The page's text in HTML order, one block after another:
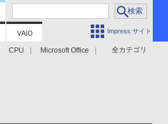
Impress サイト
全カテゴリ
CPU Microsoft Office